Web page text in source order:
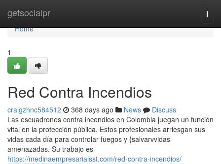
getsocialpr
Home
Home
1
Red Contra Incendios
craigzhnc584512 368 days ago News
Discuss
Las escuadrones contra incendios en Colombia juegan un función
vital en la protección pública. Estos profesionales arriesgan sus
vidas cada día para controlar fuegos y {salvarvvidas
amenazadas. Su trabajo es
https://medinaempresarialsst.com/red-contra-incendios/